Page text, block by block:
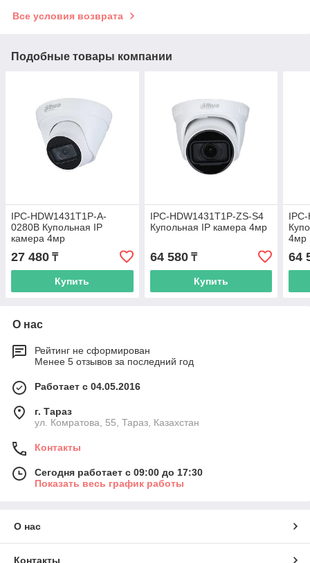
Все условия возврата
Подобные товары компании
IPC-HDW1431T1P-A-
0280B Купольная IP
камера 4мр
27 480 ₸
Купить
IPC-HDW1431T1P-ZS-S4
Купольная IP камера 4мр
64 580₸
Купить
4мр
64
О нас
Рейтинг не сформирован
Менее 5 отзывов за последний год
Работает с 04.05.2016
г. Тараз
ул. Комратова, 55, Тараз, Казахстан
Контакты
Сегодня работает с 09:00 до 17:30
Показать весь график работы
О нас
Контакты